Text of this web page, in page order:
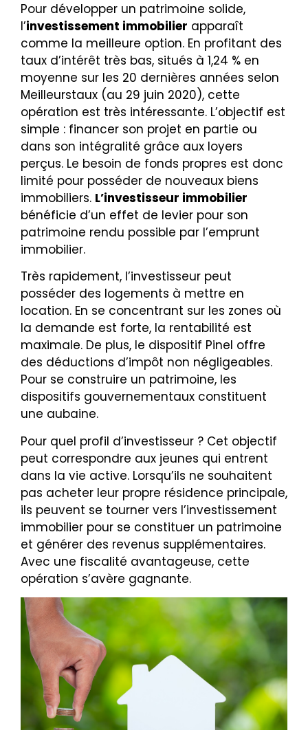
Pour développer un patrimoine solide,
l’investissement immobilier apparaît
comme la meilleure option. En profitant des
taux d’intérêt très bas, situés à 1,24 % en
moyenne sur les 20 dernières années selon
Meilleurstaux (au 29 juin 2020), cette
opération est très intéressante. L’objectif est
simple : financer son projet en partie ou
dans son intégralité grâce aux loyers
perçus. Le besoin de fonds propres est donc
limité pour posséder de nouveaux biens
immobiliers. L’investisseur immobilier
bénéficie d’un effet de levier pour son
patrimoine rendu possible par l’emprunt
immobilier.
Très rapidement, l’investisseur peut
posséder des logements à mettre en
location. En se concentrant sur les zones où
la demande est forte, la rentabilité est
maximale. De plus, le dispositif Pinel offre
des déductions d’impôt non négligeables.
Pour se construire un patrimoine, les
dispositifs gouvernementaux constituent
une aubaine.
Pour quel profil d’investisseur ? Cet objectif
peut correspondre aux jeunes qui entrent
dans la vie active. Lorsqu’ils ne souhaitent
pas acheter leur propre résidence principale,
ils peuvent se tourner vers l’investissement
immobilier pour se constituer un patrimoine
et générer des revenus supplémentaires.
Avec une fiscalité avantageuse, cette
opération s’avère gagnante.